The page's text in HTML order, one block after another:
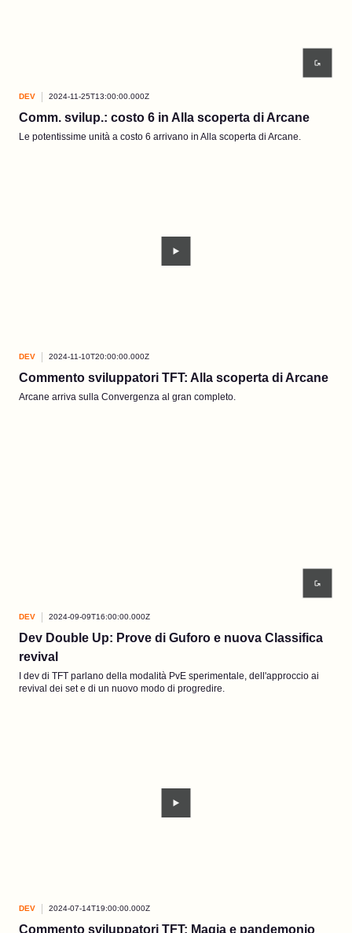
DEV 2024-11-25T13:00:00.000Z
Comm. svilup.: costo 6 in Alla scoperta di Arcane
Le potentissime unità a costo 6 arrivano in Alla scoperta di Arcane.
DEV 2024-11-10T20:00:00.000Z
Commento sviluppatori TFT: Alla scoperta di Arcane
Arcane arriva sulla Convergenza al gran completo.
DEV 2024-09-09T16:00:00.000Z
Dev Double Up: Prove di Guforo e nuova Classifica
revival
I dev di TFT parlano della modalità PvE sperimentale, dell'approccio ai
revival dei set e di un nuovo modo di progredire.
DEV 2024-07-14T19:00:00.000Z
Commento sviluppatori TFT: Magia e pandemonio